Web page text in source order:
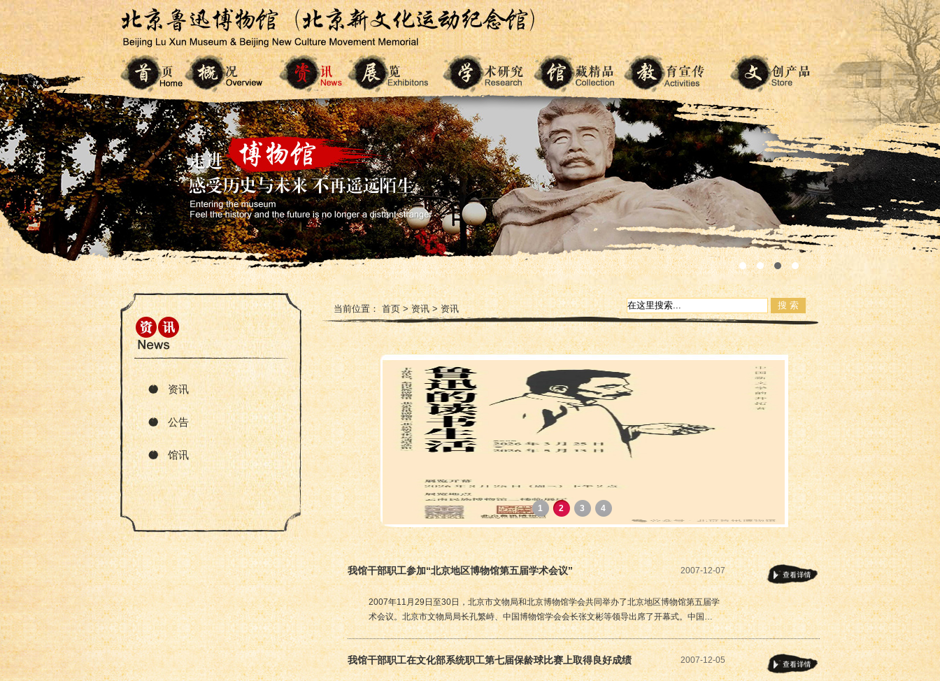
资讯
公告
馆讯
当前位置： 首页>资讯>资讯
1 2 3 4
我馆干部职工参加“北京地区博物馆第五届学术会议” 2007-12-07
2007年11月29日至30日，北京市文物局和北京博物馆学会共同举办了北京地区博物馆第五届学
术会议。北京市文物局局长孔繁峙、中国博物馆学会会长张文彬等领导出席了开幕式。中国…
我馆干部职工在文化部系统职工第七届保龄球比赛上取得良好成绩 2007-12-05